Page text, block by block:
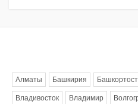
Алматы Башкирия
Владивосток Владимир